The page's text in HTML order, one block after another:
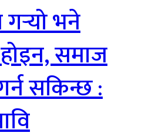
भने
होइन, समाज
सकिन्छ :